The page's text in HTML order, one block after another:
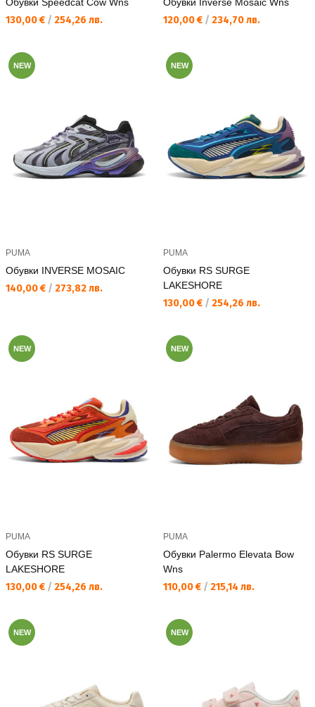
Текуща цена:
130,00 € / 254,26 лв. Текуща цена:
120,00 € / 234,70 лв.
NEW
PUMA
Обувки INVERSE MOSAIC
Текуща цена:
140,00 € / 273,82 лв.
NEW
PUMA
Обувки RS SURGE
LAKESHORE
Текуща цена:
130,00 € / 254,26 лв.
NEW
PUMA
Обувки RS SURGE
LAKESHORE
Текуща цена:
130,00 € / 254,26 лв.
NEW
PUMA
Обувки Palermo Elevata Bow
Wns
Текуща цена:
110,00 € / 215,14 лв.
NEW NEW